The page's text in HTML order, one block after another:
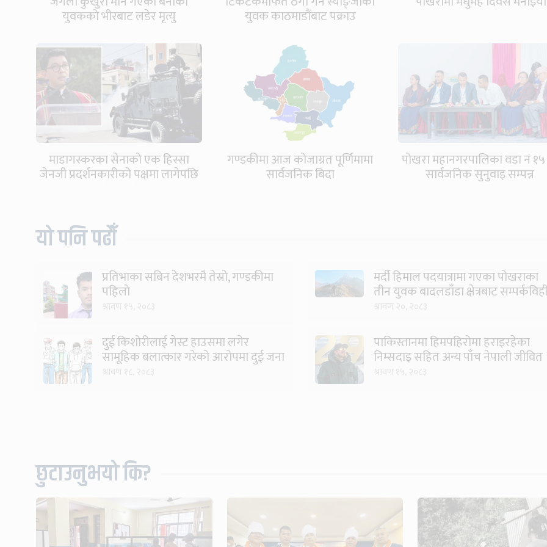
युवकको भीरबाट लडेर मृत्यु युवक काठमाडौंबाट पक्राउ
माडागस्करका सेनाको एक हिस्सा
जेनजी प्रदर्शनकारीको पक्षमा लागेपछि
गण्डकीमा आज कोजाग्रत पूर्णिमामा
सार्वजनिक बिदा
पोखरा महानगरपालिका वडा नं
सार्वजनिक सुनुवाइ सम्पन्न
यो पनि पढौँ
प्रतिभाका सबिन देशभरमै तेस्रो, गण्डकीमा
पहिलो
मर्दी हिमाल पदयात्रामा गएका पोखराका
तीन युवक बादलडाँडा क्षेत्रबाट
दुई किशोरीलाई गेस्ट हाउसमा लगेर
सामूहिक बलात्कार गरेको आरोपमा दुई जना
पाकिस्तानमा हिमपहिरोमा हराइरहेका
निम्सदाइ सहित अन्य पाँच नेपाली जीवित
छुटाउनुभयो कि?